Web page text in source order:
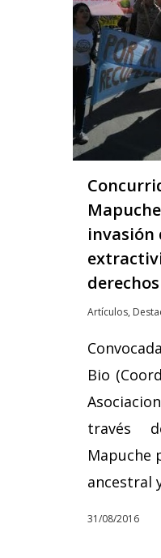
invasión
derechos
Artículos,
Bio
través
Mapuche
ancestral
31/08/2016